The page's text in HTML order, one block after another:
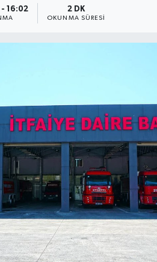
16:02 2 DK
OKUNMA SÜRESI